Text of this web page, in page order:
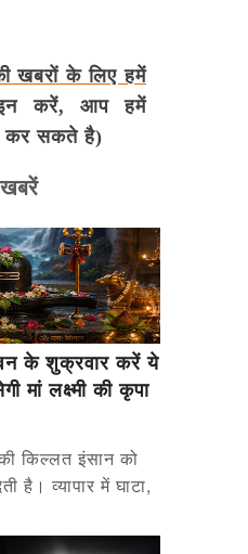
खबरों के लिए हमें
करें, आप हमें
कर सकते है)
के शुक्रवार करें ये
मां लक्ष्मी की कृपा
किल्लत इंसान को
है। व्यापार में घाटा,